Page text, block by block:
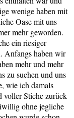
wenige haben mit
Oase mit uns
mehr geworden.
ein riesiger
Anfangs haben wir
mehr und mehr
zu suchen und uns
wie ich damals
voller Stiche zurück
ohne jegliche